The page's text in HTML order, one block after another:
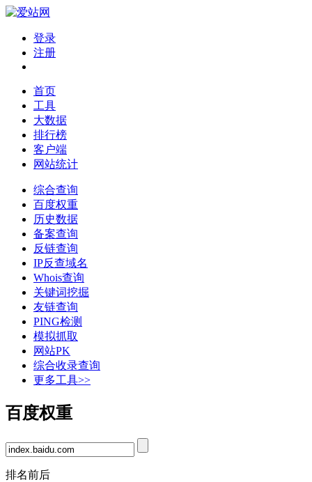
登录
注册
首页
工具
大数据
排行榜
客户端
网站统计
综合查询
百度权重
历史数据
备案查询
反链查询
IP反查域名
Whois查询
关键词挖掘
友链查询
PING检测
模拟抓取
网站PK
综合收录查询
更多工具>>
百度权重
排名前后